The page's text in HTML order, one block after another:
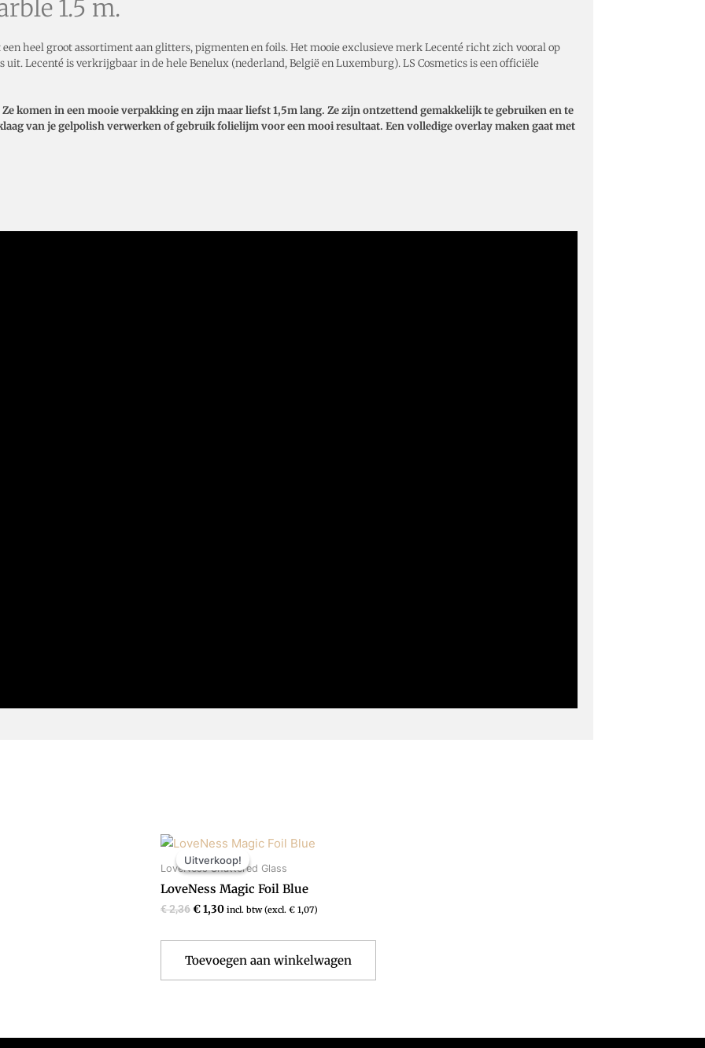
1.5 m.
heel groot assortiment aan glitters, pigmenten en foils. Het mooie exclusieve merk Lecenté richt zich vooral op
Lecenté is verkrijgbaar in de hele Benelux (nederland, België en Luxemburg). LS Cosmetics is een officiële
komen in een mooie verpakking en zijn maar liefst 1,5m lang. Ze zijn ontzettend gemakkelijk te gebruiken en te
van je gelpolish verwerken of gebruik folielijm voor een mooi resultaat. Een volledige overlay maken gaat met
Uitverkoop!
Uitverkoop!
LoveNess Shattered Glass
LoveNess Magic Foil Blue
€2,36
Oorspronkelijke
prijs
was:
€1,30
Huidige
prijs
is:
incl. btw (excl. € 1,07)
Toevoegen aan winkelwagen